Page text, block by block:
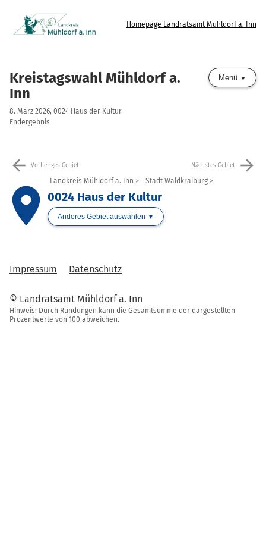
Homepage Landratsamt Mühldorf a. Inn
Kreistagswahl Mühldorf a.
Inn
8. März 2026, 0024 Haus der Kultur
Endergebnis
Menü
arrow_back Vorheriges Gebiet Nächstes Gebiet arrow_forward
place
Landkreis Mühldorf a. Inn Stadt Waldkraiburg
0024 Haus der Kultur
Anderes Gebiet auswählen
Impressum Datenschutz
© Landratsamt Mühldorf a. Inn
Hinweis: Durch Rundungen kann die Gesamtsumme der dargestellten
Prozentwerte von 100 abweichen.